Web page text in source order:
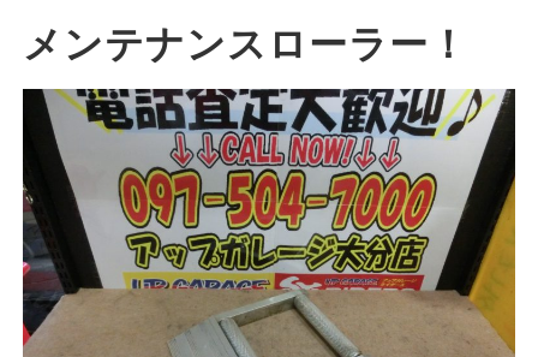
メンテナンスローラー！